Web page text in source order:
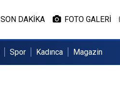
SON DAKİKA FOTO GALERİ
Spor Kadınca Magazin